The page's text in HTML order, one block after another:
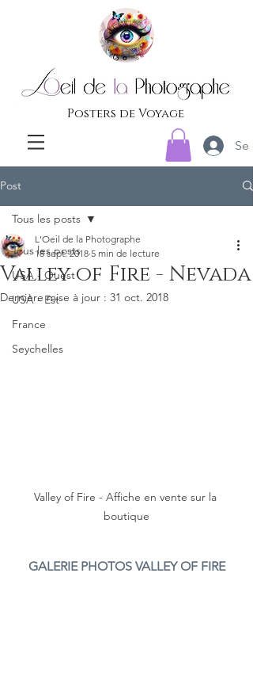
Posters de Voyage
Se
Post
Tous les posts
USA - Ouest
USA - Est
France
Seychelles
Tous les posts
Valley of Fire - Nevada
L'Oeil de la Photographe
18 sept. 2018 5 min de lecture
Dernière mise à jour : 31 oct. 2018
Valley of Fire - Affiche en vente sur la
boutique
GALERIE PHOTOS VALLEY OF FIRE